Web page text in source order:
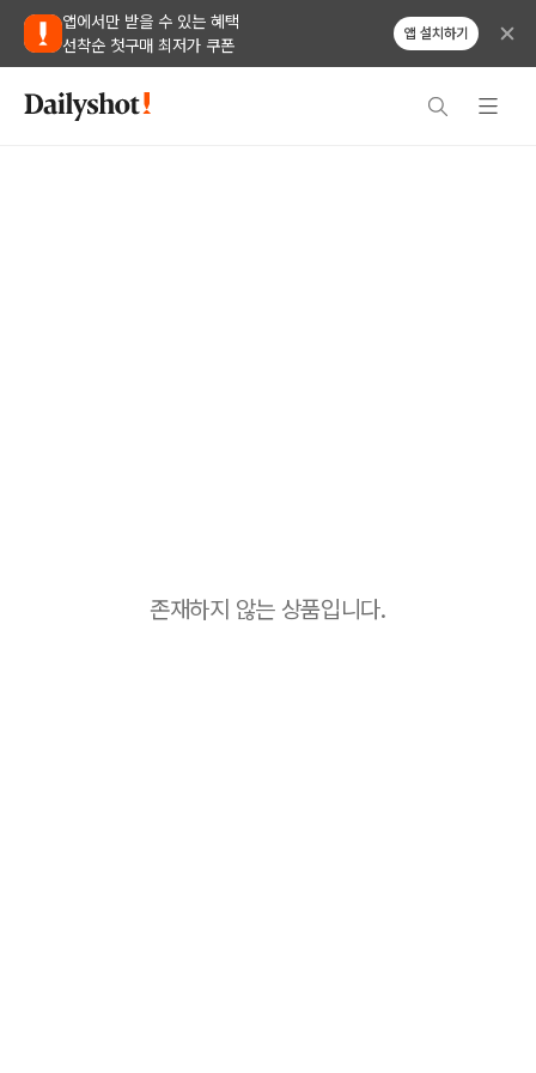
앱에서만 받을 수 있는 혜택
선착순 첫구매 최저가 쿠폰
앱 설치하기
존재하지 않는 상품입니다.